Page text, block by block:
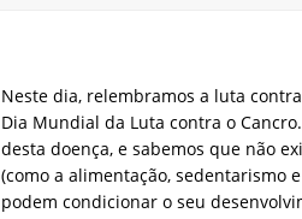
Neste dia, relembramos a luta
Dia Mundial da Luta contra o
desta doença, e sabemos que não
(como a alimentação, sedentarismo
podem condicionar o seu